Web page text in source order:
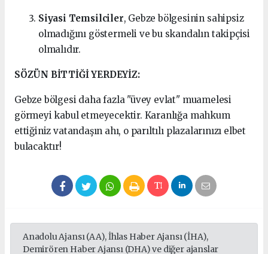
Siyasi Temsilciler, Gebze bölgesinin sahipsiz
olmadığını göstermeli ve bu skandalın takipçisi
olmalıdır.
SÖZÜN BİTTİĞİ YERDEYİZ:
Gebze bölgesi daha fazla "üvey evlat" muamelesi
görmeyi kabul etmeyecektir. Karanlığa mahkum
ettiğiniz vatandaşın ahı, o parıltılı plazalarınızı elbet
bulacaktır!
Anadolu Ajansı (AA), İhlas Haber Ajansı (İHA),
Demirören Haber Ajansı (DHA) ve diğer ajanslar